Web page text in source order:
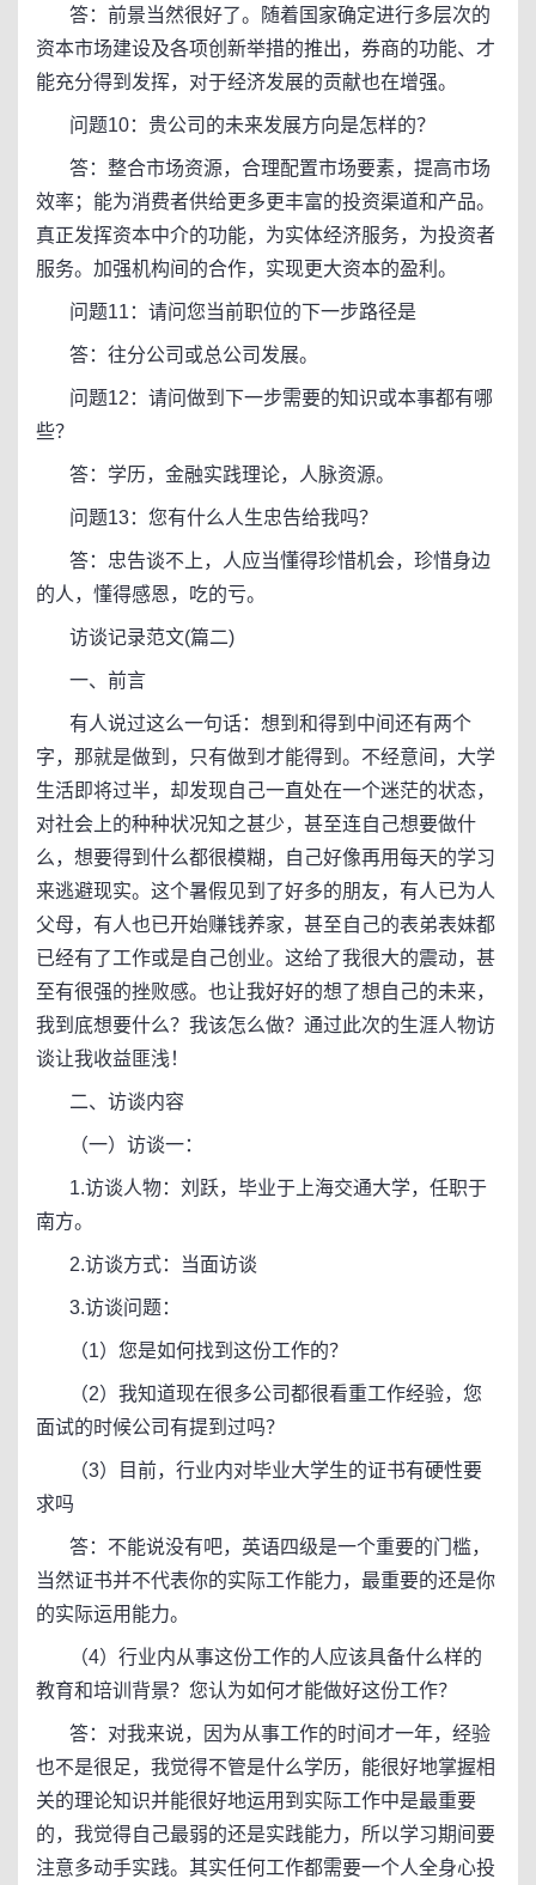
答：前景当然很好了。随着国家确定进行多层次的
资本市场建设及各项创新举措的推出，券商的功能、才
能充分得到发挥，对于经济发展的贡献也在增强。
问题10：贵公司的未来发展方向是怎样的？
答：整合市场资源，合理配置市场要素，提高市场
效率；能为消费者供给更多更丰富的投资渠道和产品。
真正发挥资本中介的功能，为实体经济服务，为投资者
服务。加强机构间的合作，实现更大资本的盈利。
问题11：请问您当前职位的下一步路径是
答：往分公司或总公司发展。
问题12：请问做到下一步需要的知识或本事都有哪
些？
答：学历，金融实践理论，人脉资源。
问题13：您有什么人生忠告给我吗？
答：忠告谈不上，人应当懂得珍惜机会，珍惜身边
的人，懂得感恩，吃的亏。
访谈记录范文(篇二)
一、前言
有人说过这么一句话：想到和得到中间还有两个
字，那就是做到，只有做到才能得到。不经意间，大学
生活即将过半，却发现自己一直处在一个迷茫的状态，
对社会上的种种状况知之甚少，甚至连自己想要做什
么，想要得到什么都很模糊，自己好像再用每天的学习
来逃避现实。这个暑假见到了好多的朋友，有人已为人
父母，有人也已开始赚钱养家，甚至自己的表弟表妹都
已经有了工作或是自己创业。这给了我很大的震动，甚
至有很强的挫败感。也让我好好的想了想自己的未来，
我到底想要什么？我该怎么做？通过此次的生涯人物访
谈让我收益匪浅！
二、访谈内容
（一）访谈一：
1.访谈人物：刘跃，毕业于上海交通大学，任职于
南方。
2.访谈方式：当面访谈
3.访谈问题：
（1）您是如何找到这份工作的？
（2）我知道现在很多公司都很看重工作经验，您
面试的时候公司有提到过吗？
（3）目前，行业内对毕业大学生的证书有硬性要
求吗
答：不能说没有吧，英语四级是一个重要的门槛，
当然证书并不代表你的实际工作能力，最重要的还是你
的实际运用能力。
（4）行业内从事这份工作的人应该具备什么样的
教育和培训背景？您认为如何才能做好这份工作？
答：对我来说，因为从事工作的时间才一年，经验
也不是很足，我觉得不管是什么学历，能很好地掌握相
关的理论知识并能很好地运用到实际工作中是最重要
的，我觉得自己最弱的还是实践能力，所以学习期间要
注意多动手实践。其实任何工作都需要一个人全身心投